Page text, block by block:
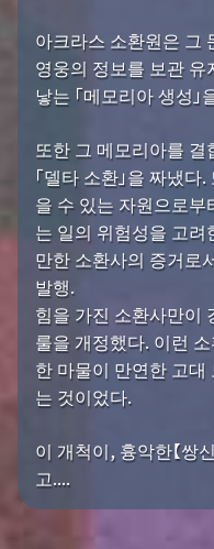
아크라스 소환원은 그
영웅의 정보를 보관 유
낳는 「메모리아 생성」
또한 그 메모리아를
「델타 소환」을 짜냈
을 수 있는 자원으로
는 일의 위험성을 고
만한 소환사의 증거로
발행.
힘을 가진 소환사만이
룰을 개정했다. 이런
한 마물이 만연한 고
는 것이었다.
이 개척이, 흉악한【쌍
고....